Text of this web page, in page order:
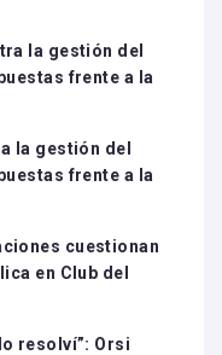
la gestión del
frente a la
la gestión del
frente a la
cuestionan
en Club del
resolví”: Orsi